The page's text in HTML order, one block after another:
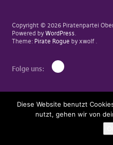
Copyright © 2026 Piratenpartei
Powered by WordPress
Theme: Pirate Rogue by xwolf
Folge uns:
Diese Website benutzt
nutzt, gehen wir von